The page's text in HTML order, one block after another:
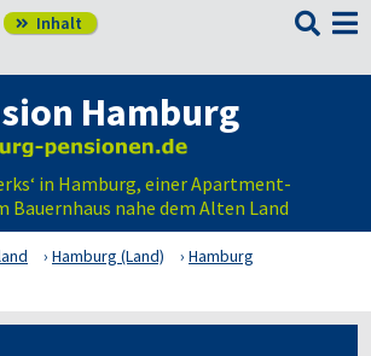
 Inhalt 
Hamburg
in Hamburg, einer Apartment-
Bauernhaus nahe dem Alten Land
Hamburg (Land)
Hamburg